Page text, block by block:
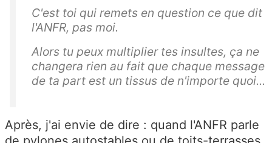
C'est toi qui remets en question ce que dit
l'ANFR, pas moi.
Alors tu peux multiplier tes insultes, ça ne
changera rien au fait que chaque message
de ta part est un tissus de n'importe quoi...
Après, j'ai envie de dire : quand l'ANFR parle